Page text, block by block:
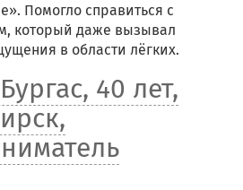
Помогло справиться с
который даже вызывал
в области лёгких.
40 лет,